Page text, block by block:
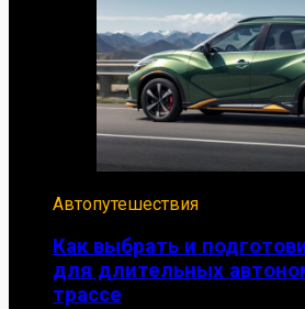
Автопутешествия
Как выбрать и
для длительных
трассе